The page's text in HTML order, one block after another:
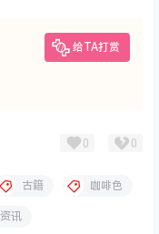
给TA打赏
0 0
古籍 咖啡色
资讯